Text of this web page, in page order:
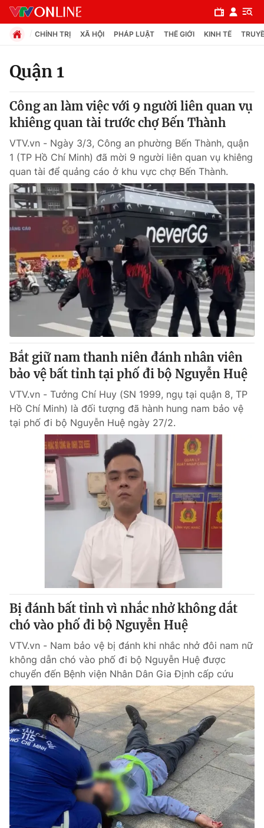
Chuyên mục
Chính trị
Xã hội
Pháp luật
Y tế
Thế giới
Tin tức
Thế giới đó đây
Câu chuyện quốc tế
Kinh tế
Tài chính
Thị trường
Góc doanh nghiệp
Dữ liệu và đời sống
Truyền hình
Phim VTV
Hậu trường
Nhân vật
Khán giả
Giải sao mai
Giải trí
Điện ảnh
Âm nhạc
Đời sống
Làm đẹp
Chất lượng cuộc sống
Giáo dục
Tuyển sinh
Học trực tuyến
Công nghệ
Hitech Công nghệ tương lai
Giao lưu trực tuyến
Lịch phát sóng
Chuyên mục khác
Emagazine Podcast
Photo Infographic
Video Shorts video
VTV Money VTV Thể thao
VTV Sức khoẻ Bất động sản
Thị trường 24h Tấm lòng Việt
CHÍNH TRỊ XÃ HỘI PHÁP LUẬT THẾ GIỚI KINH TẾ
Quận 1
Công an làm việc với 9 người liên quan vụ
khiêng quan tài trước chợ Bến Thành
VTV.vn - Ngày 3/3, Công an phường Bến Thành, quận
1 (TP Hồ Chí Minh) đã mời 9 người liên quan vụ khiêng
quan tài để quảng cáo ở khu vực chợ Bến Thành.
Bắt giữ nam thanh niên đánh nhân viên
bảo vệ bất tỉnh tại phố đi bộ Nguyễn Huệ
VTV.vn - Tưởng Chí Huy (SN 1999, ngụ tại quận 8, TP
Hồ Chí Minh) là đối tượng đã hành hung nam bảo vệ
tại phố đi bộ Nguyễn Huệ ngày 27/2.
Bị đánh bất tỉnh vì nhắc nhở không dắt
chó vào phố đi bộ Nguyễn Huệ
VTV.vn - Nam bảo vệ bị đánh khi nhắc nhở đôi nam nữ
không dẫn chó vào phố đi bộ Nguyễn Huệ được
chuyển đến Bệnh viện Nhân Dân Gia Định cấp cứu